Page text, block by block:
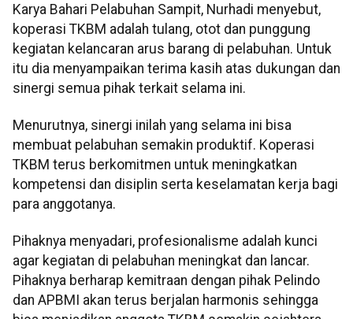
Karya Bahari Pelabuhan Sampit, Nurhadi menyebut,
koperasi TKBM adalah tulang, otot dan punggung
kegiatan kelancaran arus barang di pelabuhan. Untuk
itu dia menyampaikan terima kasih atas dukungan dan
sinergi semua pihak terkait selama ini.
Menurutnya, sinergi inilah yang selama ini bisa
membuat pelabuhan semakin produktif. Koperasi
TKBM terus berkomitmen untuk meningkatkan
kompetensi dan disiplin serta keselamatan kerja bagi
para anggotanya.
Pihaknya menyadari, profesionalisme adalah kunci
agar kegiatan di pelabuhan meningkat dan lancar.
Pihaknya berharap kemitraan dengan pihak Pelindo
dan APBMI akan terus berjalan harmonis sehingga